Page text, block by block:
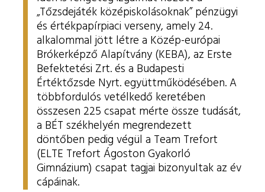
„Tőzsdejáték középiskolásoknak” pénzügyi
és értékpapírpiaci verseny, amely 24.
alkalommal jött létre a Közép-európai
Brókerképző Alapítvány (KEBA), az Erste
Befektetési Zrt. és a Budapesti
Értéktőzsde Nyrt. együttműködésében. A
többfordulós vetélkedő keretében
összesen 225 csapat mérte össze tudását,
a BÉT székhelyén megrendezett
döntőben pedig végül a Team Trefort
(ELTE Trefort Ágoston Gyakorló
Gimnázium) csapat tagjai bizonyultak az év
cápáinak.